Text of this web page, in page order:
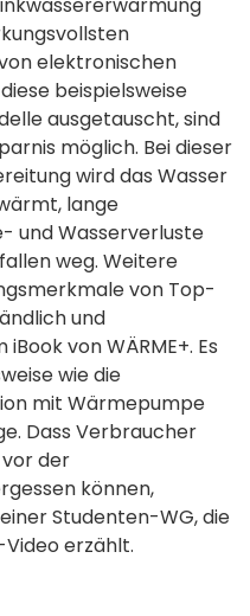
elektronischen
beispielsweise
ausgetauscht, sind
möglich. Bei dieser
wird das Wasser
lange
und Wasserverluste
weg. Weitere
von Top-
und
von WÄRME+. Es
wie die
mit Wärmepumpe
Dass Verbraucher
der
können,
Studenten-WG, die
Video erzählt.